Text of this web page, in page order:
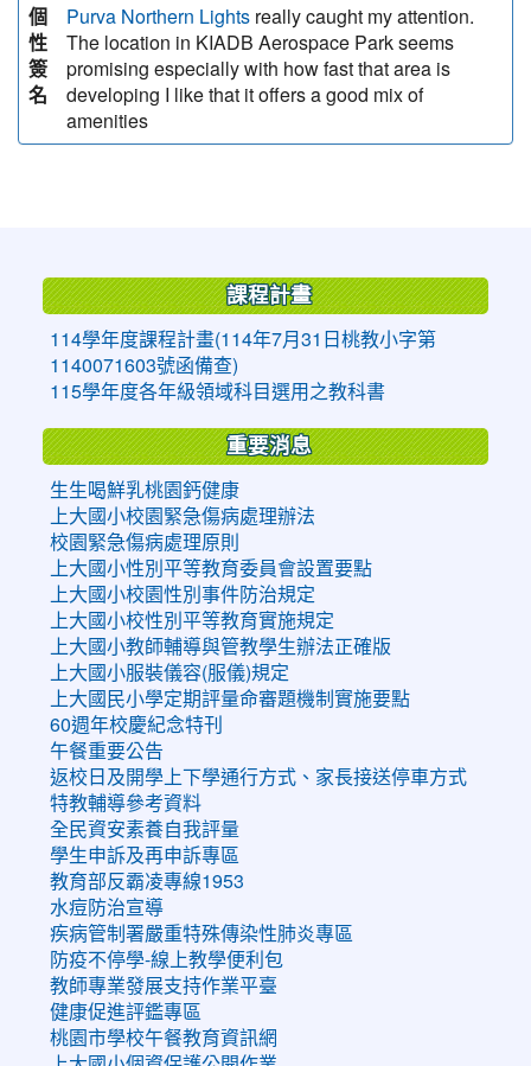
個
性
簽
名
Purva Northern Lights really caught my attention.
The location in KIADB Aerospace Park seems
promising especially with how fast that area is
developing I like that it offers a good mix of
amenities
課程計畫
114學年度課程計畫(114年7月31日桃教小字第
1140071603號函備查)
115學年度各年級領域科目選用之教科書
重要消息
生生喝鮮乳桃園鈣健康
上大國小校園緊急傷病處理辦法
校園緊急傷病處理原則
上大國小性別平等教育委員會設置要點
上大國小校園性別事件防治規定
上大國小校性別平等教育實施規定
上大國小教師輔導與管教學生辦法正確版
上大國小服裝儀容(服儀)規定
上大國民小學定期評量命審題機制實施要點
60週年校慶紀念特刊
午餐重要公告
返校日及開學上下學通行方式、家長接送停車方式
特教輔導參考資料
全民資安素養自我評量
學生申訴及再申訴專區
教育部反霸凌專線1953
水痘防治宣導
疾病管制署嚴重特殊傳染性肺炎專區
防疫不停學-線上教學便利包
教師專業發展支持作業平臺
健康促進評鑑專區
桃園市學校午餐教育資訊網